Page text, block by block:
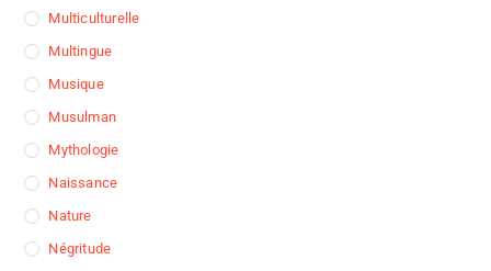
Multiculturelle
Multingue
Musique
Musulman
Mythologie
Naissance
Nature
Négritude